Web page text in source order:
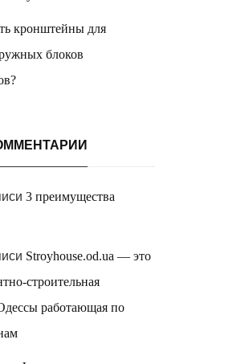
кронштейны для
блоков
3 преимущества
Stroyhouse.od.ua — это
строительная
работающая по